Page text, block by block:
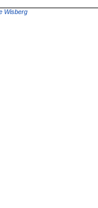
Wisberg